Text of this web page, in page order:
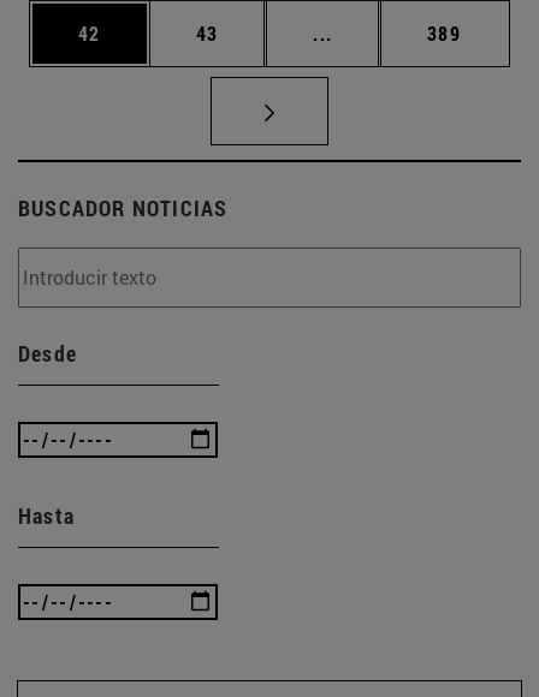
Página
42 Página
43 ... Páginas intermedias
Página
389
BUSCADOR NOTICIAS
Desde
Hasta